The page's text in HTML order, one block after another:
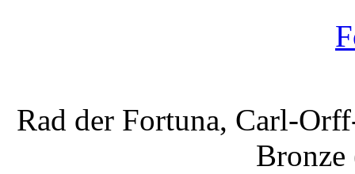
Rad der Fortuna, Carl-